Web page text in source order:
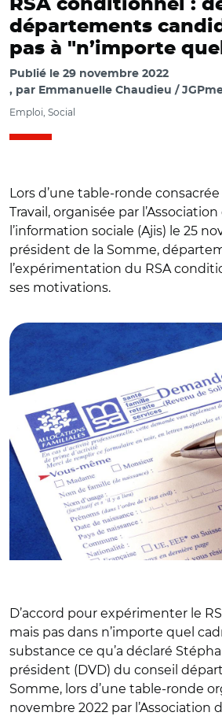
RSA conditionnel :
départements
pas à "n’importe
Publié le 29 novembre 2022
par Emmanuelle Chaudieu /
Emploi, Social
Lors d’une table-ronde
Travail, organisée par
l’information sociale (Ajis) le 25
président de la Somme,
l’expérimentation du RSA
ses motivations.
D’accord pour expérimenter le
mais pas dans n’importe quel
substance ce qu’a déclaré
président (DVD) du conseil
Somme, lors d’une table-ronde
novembre 2022 par l’Association